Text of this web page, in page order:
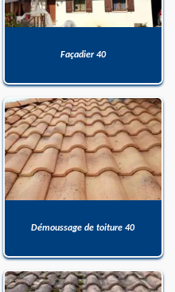
Façadier 40
Démoussage de toiture 40